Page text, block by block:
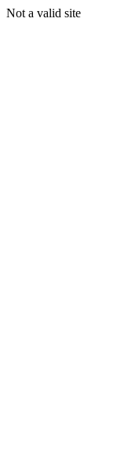
Not a valid site